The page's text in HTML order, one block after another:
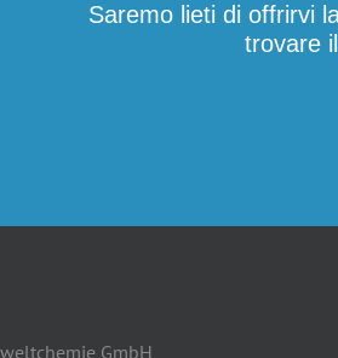
Saremo lieti di offrirvi
trovare